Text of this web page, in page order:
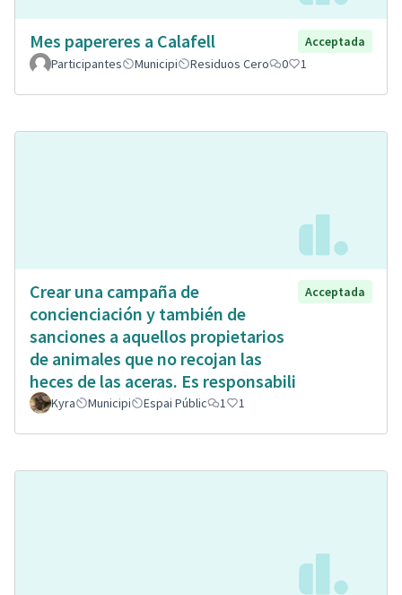
Mes papereres a Calafell
Acceptada
Participantes
Municipi Residuos Cero 0 1
Crear una campaña de
concienciación y también de
sanciones a aquellos propietarios
de animales que no recojan las
heces de las aceras. Es responsabili
Acceptada
Kyra Municipi Espai Públic 1 1